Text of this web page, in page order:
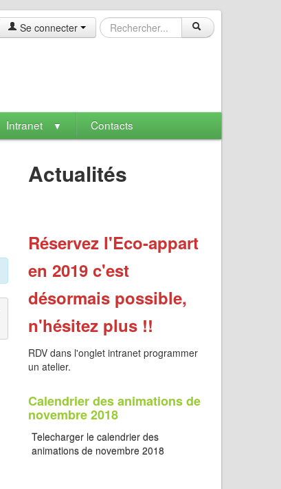
Se connecter
Intranet ▼ Contacts
Actualités
Réservez l'Eco-appart
en 2019 c'est
désormais possible,
n'hésitez plus !!
RDV dans l'onglet intranet programmer
un atelier.
Calendrier des animations de
novembre 2018
Telecharger le calendrier des
animations de novembre 2018